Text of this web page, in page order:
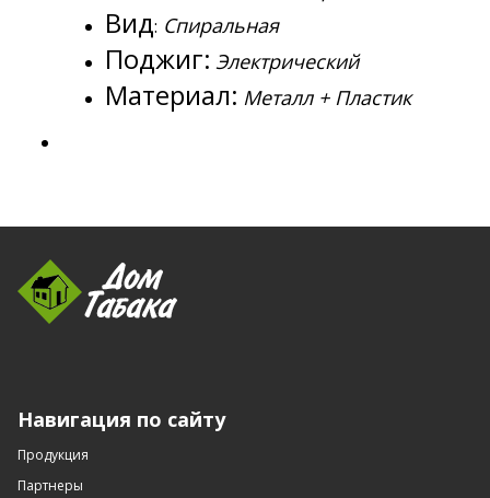
Вид: Спиральная
Поджиг: Электрический
Материал: Металл + Пластик
Навигация по сайту
Продукция
Партнеры